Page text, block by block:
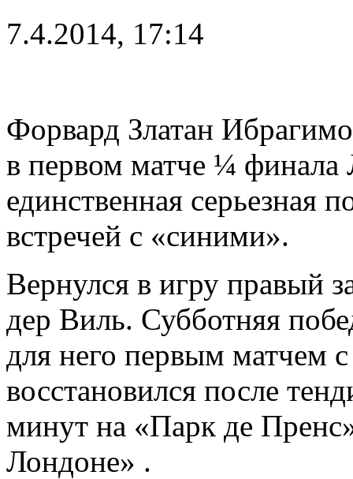
7.4.2014, 17:14
Форвард Златан
в первом матче ¼
единственная серьезная
встречей с «синими».
Вернулся в игру правый
дер Виль. Субботняя
для него первым матчем
восстановился после
минут на «Парк де
Лондоне» .